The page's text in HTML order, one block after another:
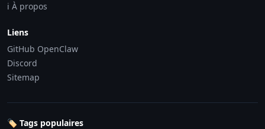
ℹ️ À propos
Liens
GitHub OpenClaw
Discord
Sitemap
🏷️ Tags populaires